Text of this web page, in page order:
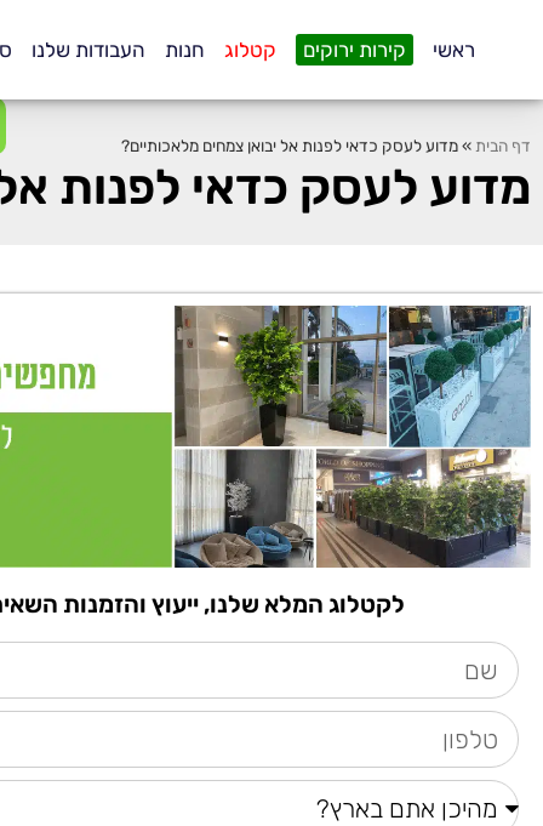
ראשי קירות ירוקים קטלוג חנות העבודות שלנו
דף הבית »מדוע לעסק כדאי לפנות אל יבואן צמחים מלאכותיים?
מדוע לעסק כדאי לפנות
לקטלוג המלא שלנו, ייעוץ והזמנות השאירו פרטים